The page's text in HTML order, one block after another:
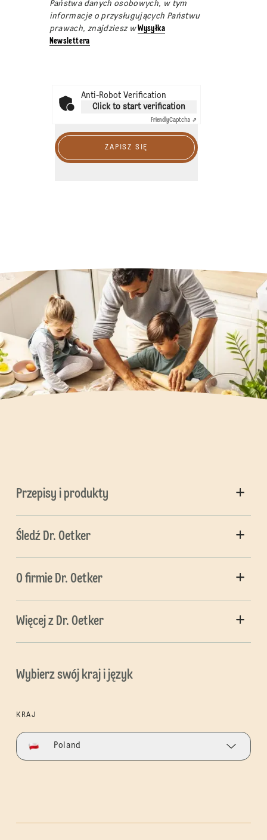
Państwa danych osobowych, w tym
informacje o przysługujących Państwu
prawach, znajdziesz wWysyłka
Newslettera
Anti-Robot Verification
Click to start verification
FriendlyCaptcha ⇗
ZAPISZ SIĘ
Przepisy i produkty
Śledź Dr. Oetker
O firmie Dr. Oetker
Więcej z Dr. Oetker
Wybierz swój kraj i język
KRAJ
Poland